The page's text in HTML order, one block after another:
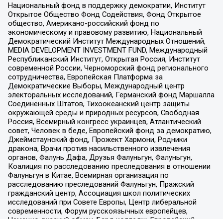
Национальный фонд в поддержку демократии, Институт
Открытое Общество Фонд Содействия, Фонд Открытое
общество, Американо-российский фонд по
экономическому и правовому развитию, Национальный
Демократический Институт Международных Отношений,
MEDIA DEVELOPMENT INVESTMENT FUND, Международный
Республиканский Институт, Открытая Россия, Институт
современной России, Черноморский фонд регионального
сотрудничества, Европейская Платформа за
Демократические Выборы, Международный центр
электоральных исследований, Германский фонд Маршалла
Соединенных Штатов, Тихоокеанский центр защиты
окружающей среды и природных ресурсов, Свободная
Россия, Всемирный конгресс украинцев, Атлантический
совет, Человек в беде, Европейский фонд за демократию,
Джеймстаунский фонд, Прожект Хармони, Родники
дракона, Врачи против насильственного извлечения
органов, Фалунь Дафа, Друзья Фалуньгун, Фалуньгун,
Коалиция по расследованию преследования в отношении
Фалуньгун в Китае, Всемирная организация по
расследованию преследований Фалуньгун, Пражский
гражданский центр, Ассоциация школ политических
исследований при Совете Европы, Центр либеральной
современности, Форум русскоязычных европейцев,